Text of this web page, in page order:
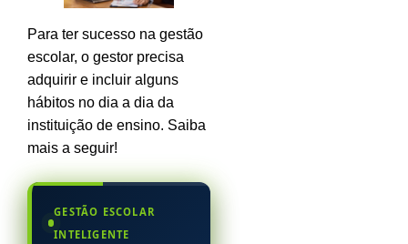
Para ter sucesso na gestão
escolar, o gestor precisa
adquirir e incluir alguns
hábitos no dia a dia da
instituição de ensino. Saiba
mais a seguir!
GESTÃO ESCOLAR
INTELIGENTE